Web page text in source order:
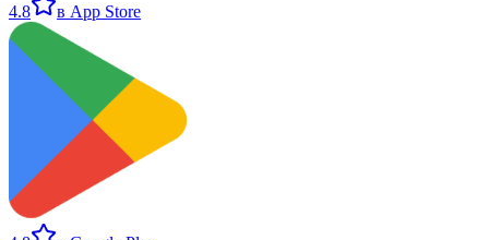
4.8 в App Store